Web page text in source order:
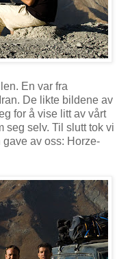
En var fra
De likte bildene av
for å vise litt av vårt
seg selv. Til slutt tok vi
av oss: Horze-